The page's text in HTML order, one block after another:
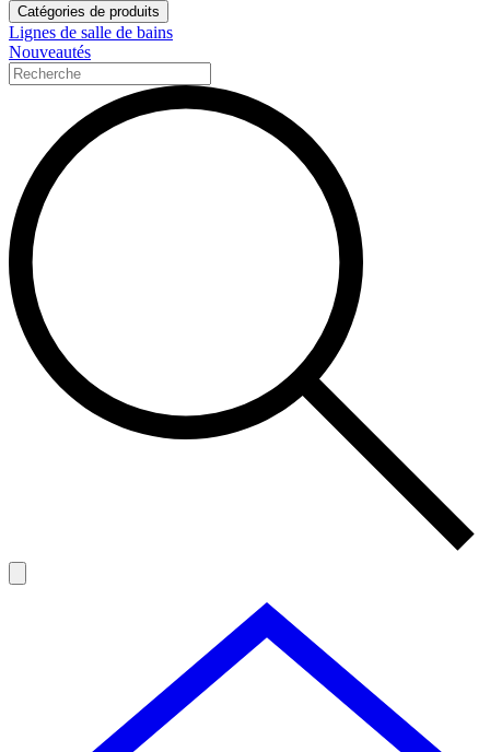
Catégories de produits
Lignes de salle de bains
Nouveautés